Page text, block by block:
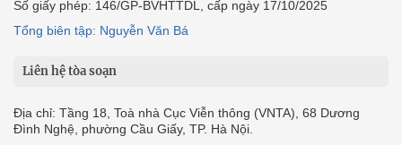
Số giấy phép: 146/GP-BVHTTDL, cấp ngày 17/10/2025
Tổng biên tập: Nguyễn Văn Bá
Liên hệ tòa soạn
Địa chỉ: Tầng 18, Toà nhà Cục Viễn thông (VNTA), 68 Dương
Đình Nghệ, phường Cầu Giấy, TP. Hà Nội.